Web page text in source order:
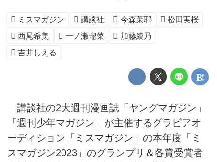
ミスマガジン 講談社 今森茉耶
松田実桜
西尾希美
一ノ瀬瑠菜
加藤綾乃
吉井しえる
講談社の2大週刊漫画誌「ヤングマガジン」
「週刊少年マガジン」が主催するグラビアオ
ーディション「ミスマガジン」の本年度「ミ
スマガジン2023」のグランプリ＆各賞受賞者